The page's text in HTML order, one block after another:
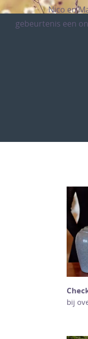
Nico en
gebeurtenis een
bij